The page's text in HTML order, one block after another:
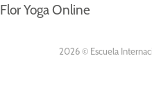
Flor Yoga Online
2026 © Escuela